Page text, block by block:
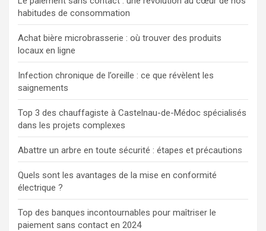
habitudes de consommation
Achat bière microbrasserie : où trouver des produits
locaux en ligne
Infection chronique de l’oreille : ce que révèlent les
saignements
Top 3 des chauffagiste à Castelnau-de-Médoc spécialisés
dans les projets complexes
Abattre un arbre en toute sécurité : étapes et précautions
Quels sont les avantages de la mise en conformité
électrique ?
Top des banques incontournables pour maîtriser le
paiement sans contact en 2024